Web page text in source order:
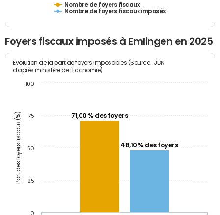
Nombre de foyers fiscaux
Nombre de foyers fiscaux imposés
Foyers fiscaux imposés à Emlingen en 2025
Part des foyers fiscaux (%)
Evolution de la part de foyers imposables (Source : JDN
d'après ministère de l'Economie)
71,00 % des foyers
48,10 % des foyers
0
25
50
75
100